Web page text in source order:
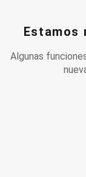
Estamos
Algunas